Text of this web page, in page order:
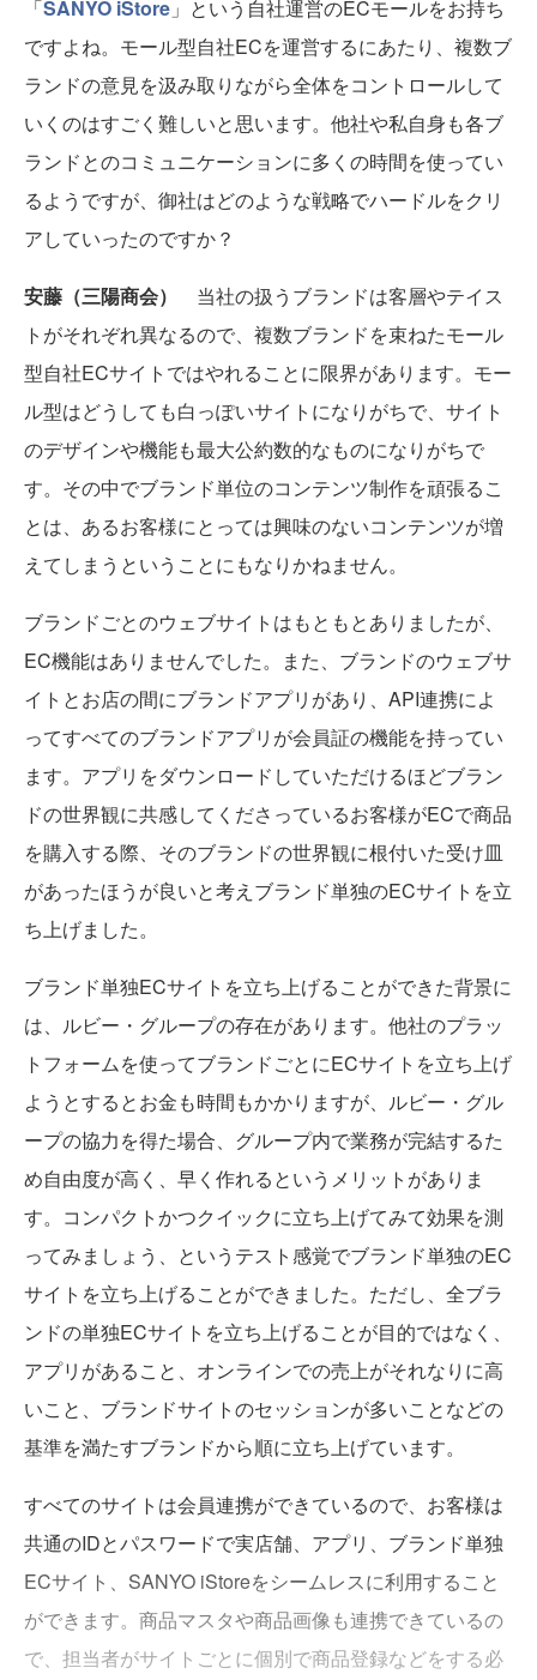
「SANYO iStore 」という自社運営のECモールをお持ち
ですよね。モール型自社ECを運営するにあたり、複数ブ
ランドの意見を汲み取りながら全体をコントロールして
いくのはすごく難しいと思います。他社や私自身も各ブ
ランドとのコミュニケーションに多くの時間を使ってい
るようですが、御社はどのような戦略でハードルをクリ
アしていったのですか？
安藤（三陽商会）
当社の扱うブランドは客層やテイス
トがそれぞれ異なるので、複数ブランドを束ねたモール
型自社ECサイトではやれることに限界があります。モー
ル型はどうしても白っぽいサイトになりがちで、サイト
のデザインや機能も最大公約数的なものになりがちで
す。その中でブランド単位のコンテンツ制作を頑張るこ
とは、あるお客様にとっては興味のないコンテンツが増
えてしまうということにもなりかねません。
ブランドごとのウェブサイトはもともとありましたが、
EC機能はありませんでした。また、ブランドのウェブサ
イトとお店の間にブランドアプリがあり、API連携によ
ってすべてのブランドアプリが会員証の機能を持ってい
ます。アプリをダウンロードしていただけるほどブラン
ドの世界観に共感してくださっているお客様がECで商品
を購入する際、そのブランドの世界観に根付いた受け皿
があったほうが良いと考えブランド単独のECサイトを立
ち上げました。
ブランド単独ECサイトを立ち上げることができた背景に
は、ルビー・グループの存在があります。他社のプラッ
トフォームを使ってブランドごとにECサイトを立ち上げ
ようとするとお金も時間もかかりますが、ルビー・グル
ープの協力を得た場合、グループ内で業務が完結するた
め自由度が高く、早く作れるというメリットがありま
す。コンパクトかつクイックに立ち上げてみて効果を測
ってみましょう、というテスト感覚でブランド単独のEC
サイトを立ち上げることができました。ただし、全ブラ
ンドの単独ECサイトを立ち上げることが目的ではなく、
アプリがあること、オンラインでの売上がそれなりに高
いこと、ブランドサイトのセッションが多いことなどの
基準を満たすブランドから順に立ち上げています。
すべてのサイトは会員連携ができているので、お客様は
共通のIDとパスワードで実店舗、アプリ、ブランド単独
ECサイト、SANYO iStoreをシームレスに利用すること
ができます。商品マスタや商品画像も連携できているの
で、担当者がサイトごとに個別で商品登録などをする必